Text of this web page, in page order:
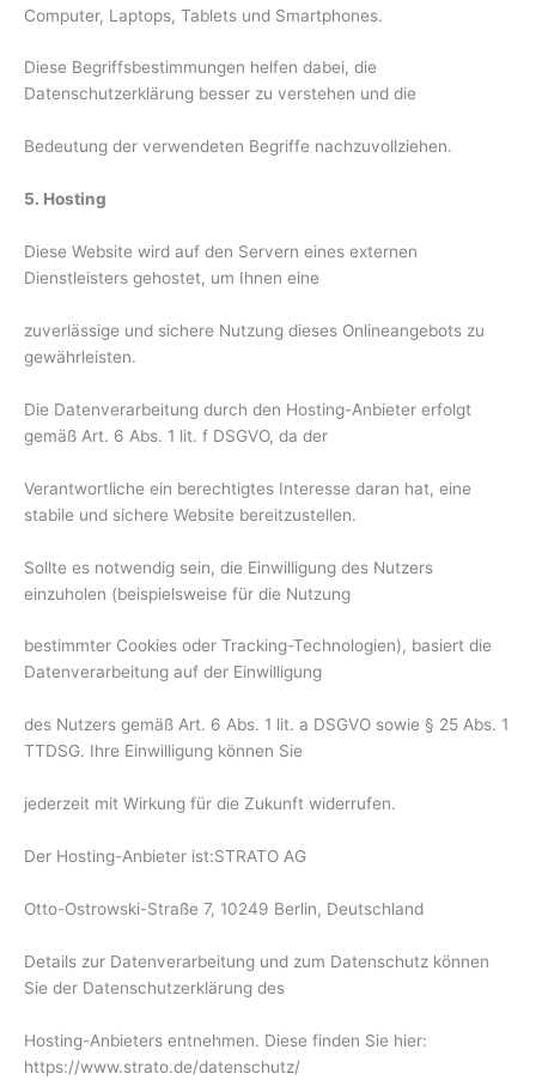
Computer, Laptops, Tablets und Smartphones.
Diese Begriffsbestimmungen helfen dabei, die
Datenschutzerklärung besser zu verstehen und die
Bedeutung der verwendeten Begriffe nachzuvollziehen.
5. Hosting
Diese Website wird auf den Servern eines externen
Dienstleisters gehostet, um Ihnen eine
zuverlässige und sichere Nutzung dieses Onlineangebots zu
gewährleisten.
Die Datenverarbeitung durch den Hosting-Anbieter erfolgt
gemäß Art. 6 Abs. 1 lit. f DSGVO, da der
Verantwortliche ein berechtigtes Interesse daran hat, eine
stabile und sichere Website bereitzustellen.
Sollte es notwendig sein, die Einwilligung des Nutzers
einzuholen (beispielsweise für die Nutzung
bestimmter Cookies oder Tracking-Technologien), basiert die
Datenverarbeitung auf der Einwilligung
des Nutzers gemäß Art. 6 Abs. 1 lit. a DSGVO sowie § 25 Abs. 1
TTDSG. Ihre Einwilligung können Sie
jederzeit mit Wirkung für die Zukunft widerrufen.
Der Hosting-Anbieter ist:STRATO AG
Otto-Ostrowski-Straße 7, 10249 Berlin, Deutschland
Details zur Datenverarbeitung und zum Datenschutz können
Sie der Datenschutzerklärung des
Hosting-Anbieters entnehmen. Diese finden Sie hier:
https://www.strato.de/datenschutz/